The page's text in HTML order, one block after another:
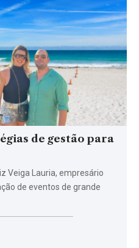
de gestão para
Veiga Lauria, empresário
de eventos de grande